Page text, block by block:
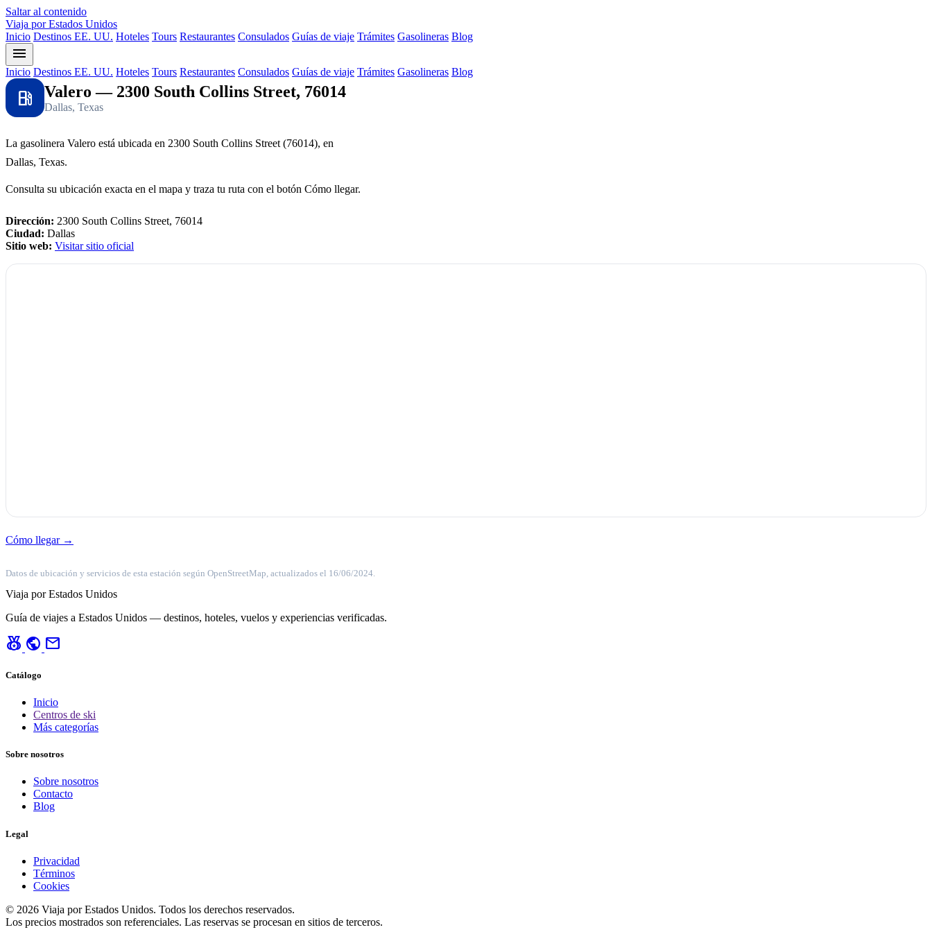
Saltar al contenido
Viaja por Estados Unidos
Inicio Destinos EE. UU. Hoteles Tours Restaurantes Consulados Guías de viaje Trámites Gasolineras Blog
menu
Inicio Destinos EE. UU. Hoteles Tours Restaurantes Consulados Guías de viaje Trámites Gasolineras Blog
local_gas_station Valero — 2300 South Collins Street, 76014
Dallas, Texas
La gasolinera Valero está ubicada en 2300 South Collins Street (76014), en
Dallas, Texas.
Consulta su ubicación exacta en el mapa y traza tu ruta con el botón Cómo llegar.
Dirección: 2300 South Collins Street, 76014
Ciudad: Dallas
Sitio web: Visitar sitio oficial
Cómo llegar →
Datos de ubicación y servicios de esta estación según OpenStreetMap, actualizados el 16/06/2024.
Viaja por Estados Unidos
Guía de viajes a Estados Unidos — destinos, hoteles, vuelos y experiencias verificadas.
social_leaderboard public mail
Catálogo
Inicio
Centros de ski
Más categorías
Sobre nosotros
Sobre nosotros
Contacto
Blog
Legal
Privacidad
Términos
Cookies
© 2026 Viaja por Estados Unidos. Todos los derechos reservados.
Los precios mostrados son referenciales. Las reservas se procesan en sitios de terceros.